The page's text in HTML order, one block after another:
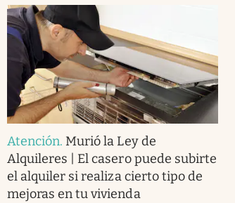
Atención. Murió la Ley de
Alquileres | El casero puede subirte
el alquiler si realiza cierto tipo de
mejoras en tu vivienda